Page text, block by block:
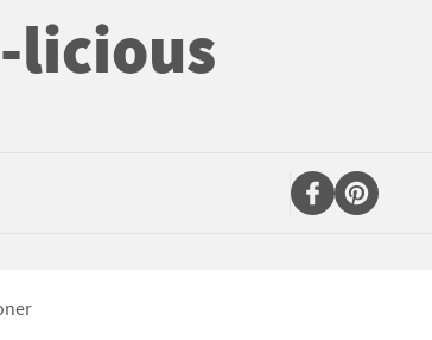
licious